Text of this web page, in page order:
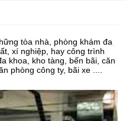
tòa nhà, phòng khám đa
xí nghiệp, hay công trình
khoa, kho tàng, bến bãi, căn
phòng công ty, bãi xe ....